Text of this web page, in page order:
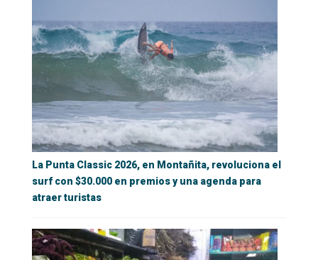
La Punta Classic 2026, en Montañita, revoluciona el
surf con $30.000 en premios y una agenda para
atraer turistas